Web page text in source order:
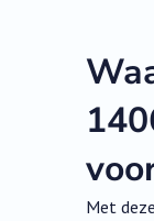
Met